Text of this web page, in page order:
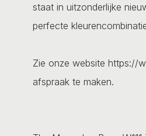
staat in uitzonderlijke
perfecte
Zie onze website https://
afspraak te maken.